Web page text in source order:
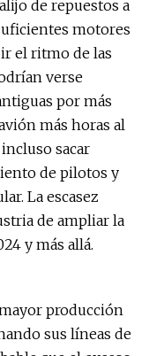
de repuestos a
motores
el ritmo de las
verse
por más
más horas al
sacar
de pilotos y
La escasez
de ampliar la
y más allá.
producción
sus líneas de